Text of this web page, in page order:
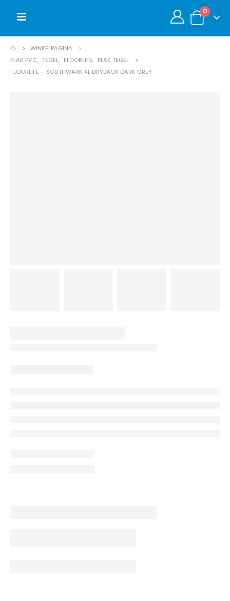
0
WINKELPAGINA
PLAK PVC, TEGEL, FLOORLIFE, PLAK TEGEL
FLOORLIFE – SOUTHWARK XL DRYBACK DARK GREY